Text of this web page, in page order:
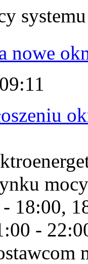
nowe
18:00,
-